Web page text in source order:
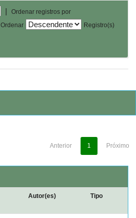
|
Ordenar registros por
Ordenar
Registro(s)
Anterior 1 Próximo
Autor(es) Tipo